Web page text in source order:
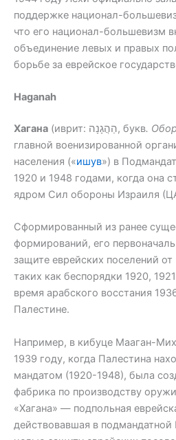
поддержке национал-
что его национал-большевизм
объединение левых и правых
борьбе за еврейское
Haganah
Хагана (иврит: הַהֲגָנָה, букв.
главной военизированной
населения («ишув») в
1920 и 1948 годами, когда она
ядром Сил обороны Израиля
Сформированный из ранее
формирований, его
защите еврейских поселений
таких как беспорядки 1920,
время арабского восстания
Палестине.
Например, в кибуце Мааган-
1939 году, когда Палестина
мандатом (1920-1948), была
фабрика по производству
«Хагана» — подпольная
действовавшая в